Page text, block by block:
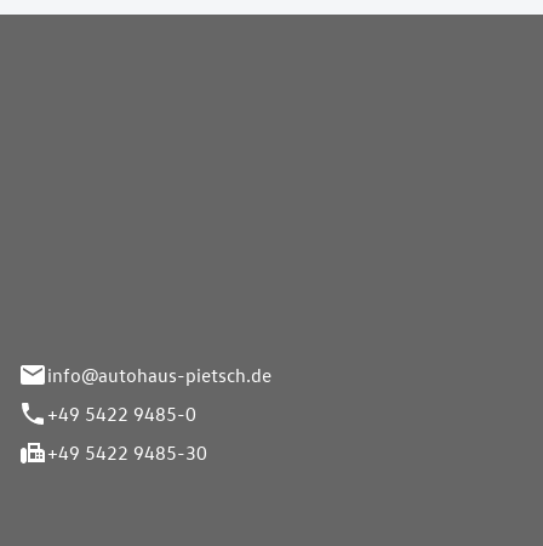
info@autohaus-pietsch.de
+49 5422 9485-0
+49 5422 9485-30